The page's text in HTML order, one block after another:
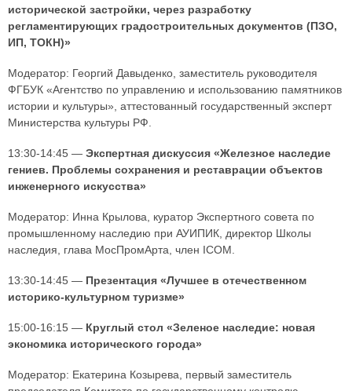
исторической застройки, через разработку
регламентирующих градостроительных документов (ПЗО,
ИП, ТОКН)»
Модератор: Георгий Давыденко, заместитель руководителя
ФГБУК «Агентство по управлению и использованию памятников
истории и культуры», аттестованный государственный эксперт
Министерства культуры РФ.
13:30-14:45 — Экспертная дискуссия «Железное наследие
гениев. Проблемы сохранения и реставрации объектов
инженерного искусства»
Модератор: Инна Крылова, куратор Экспертного совета по
промышленному наследию при АУИПИК, директор Школы
наследия, глава МосПромАрта, член ICOM.
13:30-14:45 — Презентация «Лучшее в отечественном
историко-культурном туризме»
15:00-16:15 — Круглый стол «Зеленое наследие: новая
экономика исторического города»
Модератор: Екатерина Козырева, первый заместитель